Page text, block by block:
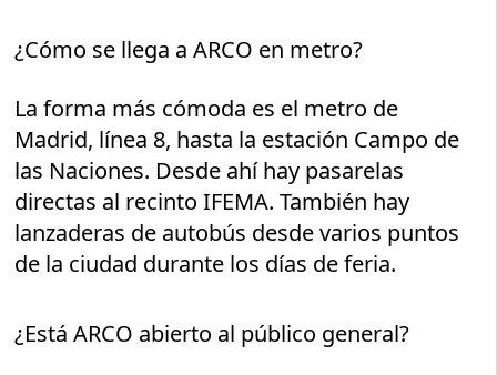
¿Cómo se llega a ARCO en metro?
La forma más cómoda es el metro de
Madrid, línea 8, hasta la estación Campo de
las Naciones. Desde ahí hay pasarelas
directas al recinto IFEMA. También hay
lanzaderas de autobús desde varios puntos
de la ciudad durante los días de feria.
¿Está ARCO abierto al público general?